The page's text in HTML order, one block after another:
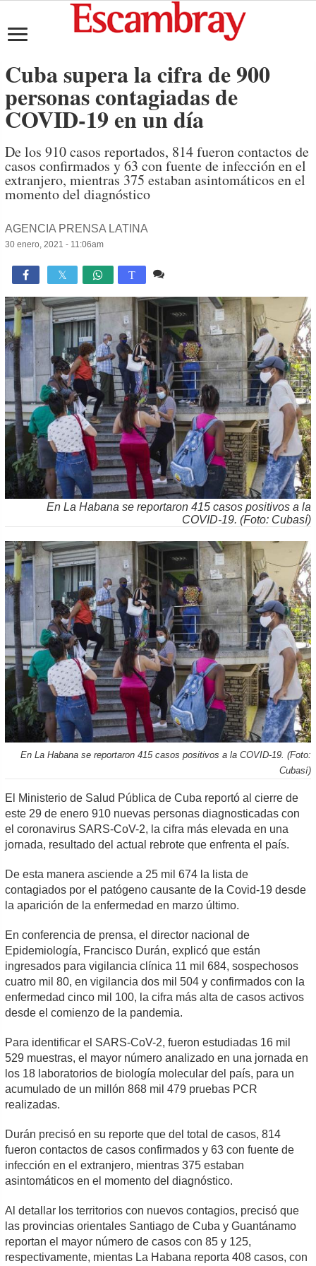
Cuba supera la cifra de 900
personas contagiadas de
COVID-19 en un día
De los 910 casos reportados, 814 fueron contactos de
casos confirmados y 63 con fuente de infección en el
extranjero, mientras 375 estaban asintomáticos en el
momento del diagnóstico
AGENCIA PRENSA LATINA
30 enero, 2021 - 11:06am
 T
En La Habana se reportaron 415 casos positivos a la
COVID-19. (Foto: Cubasí)
En La Habana se reportaron 415 casos positivos a la COVID-19. (Foto:
Cubasí)
El Ministerio de Salud Pública de Cuba reportó al cierre de
este 29 de enero 910 nuevas personas diagnosticadas con
el coronavirus SARS-CoV-2, la cifra más elevada en una
jornada, resultado del actual rebrote que enfrenta el país.
De esta manera asciende a 25 mil 674 la lista de
contagiados por el patógeno causante de la Covid-19 desde
la aparición de la enfermedad en marzo último.
En conferencia de prensa, el director nacional de
Epidemiología, Francisco Durán, explicó que están
ingresados para vigilancia clínica 11 mil 684, sospechosos
cuatro mil 80, en vigilancia dos mil 504 y confirmados con la
enfermedad cinco mil 100, la cifra más alta de casos activos
desde el comienzo de la pandemia.
Para identificar el SARS-CoV-2, fueron estudiadas 16 mil
529 muestras, el mayor número analizado en una jornada en
los 18 laboratorios de biología molecular del país, para un
acumulado de un millón 868 mil 479 pruebas PCR
realizadas.
Durán precisó en su reporte que del total de casos, 814
fueron contactos de casos confirmados y 63 con fuente de
infección en el extranjero, mientras 375 estaban
asintomáticos en el momento del diagnóstico.
Al detallar los territorios con nuevos contagios, precisó que
las provincias orientales Santiago de Cuba y Guantánamo
reportan el mayor número de casos con 85 y 125,
respectivamente, mientas La Habana reporta 408 casos, con